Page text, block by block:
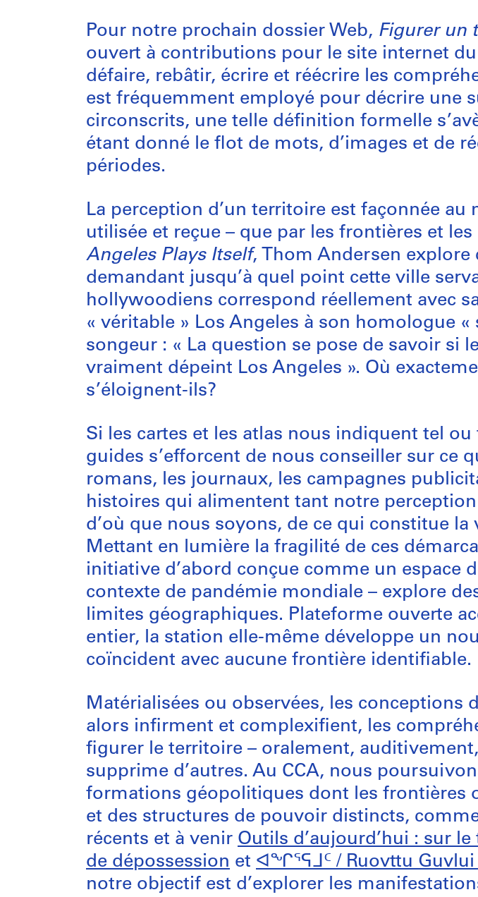
Pour notre prochain dossier Web, Figurer un
ouvert à contributions pour le site internet
défaire, rebâtir, écrire et réécrire les
est fréquemment employé pour décrire une
circonscrits, une telle définition formelle
étant donné le flot de mots, d’images et de
périodes.
La perception d’un territoire est façonnée
utilisée et reçue – que par les frontières et
Angeles Plays Itself, Thom Andersen explore
demandant jusqu’à quel point cette ville
hollywoodiens correspond réellement avec
« véritable » Los Angeles à son homologue «
songeur : « La question se pose de savoir si
vraiment dépeint Los Angeles ». Où
s’éloignent-ils?
Si les cartes et les atlas nous indiquent tel
guides s’efforcent de nous conseiller sur ce
romans, les journaux, les campagnes
histoires qui alimentent tant notre
d’où que nous soyons, de ce qui constitue
Mettant en lumière la fragilité de ces
initiative d’abord conçue comme un espace
contexte de pandémie mondiale – explore
limites géographiques. Plateforme ouverte
entier, la station elle-même développe un
coïncident avec aucune frontière identifiable.
Matérialisées ou observées, les
alors infirment et complexifient, les
figurer le territoire – oralement,
supprime d’autres. Au CCA, nous
formations géopolitiques dont les frontières
et des structures de pouvoir distincts,
récents et à venir Outils d’aujourd’hui : sur
de dépossession et ᐊᖏᕐᕋᒧᑦ / Ruovttu Guvlui
notre objectif est d’explorer les